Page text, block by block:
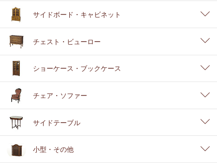
サイドボード・キャビネット
チェスト・ビューロー
ショーケース・ブックケース
チェア・ソファー
サイドテーブル
小型・その他